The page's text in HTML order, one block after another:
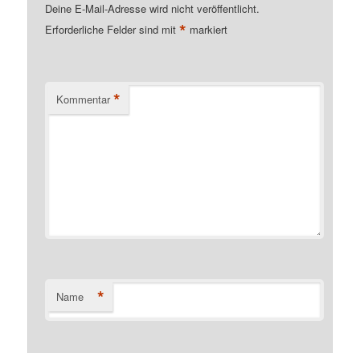
Deine E-Mail-Adresse wird nicht veröffentlicht.
Erforderliche Felder sind mit* markiert
Kommentar *
Name *